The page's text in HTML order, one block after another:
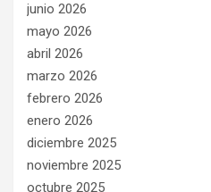
junio 2026
mayo 2026
abril 2026
marzo 2026
febrero 2026
enero 2026
diciembre 2025
noviembre 2025
octubre 2025